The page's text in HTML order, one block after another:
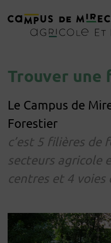
Trouver une
Le Campus de
Forestier
c’est 5 filières de
secteurs agricole
centres et 4